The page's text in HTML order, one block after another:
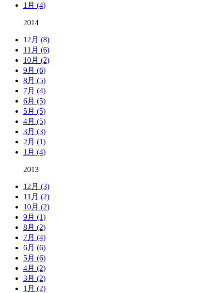
1月 (4)
2014
12月 (8)
11月 (6)
10月 (2)
9月 (6)
8月 (5)
7月 (4)
6月 (5)
5月 (5)
4月 (5)
3月 (3)
2月 (1)
1月 (4)
2013
12月 (3)
11月 (2)
10月 (2)
9月 (1)
8月 (2)
7月 (4)
6月 (6)
5月 (6)
4月 (2)
3月 (2)
1月 (2)